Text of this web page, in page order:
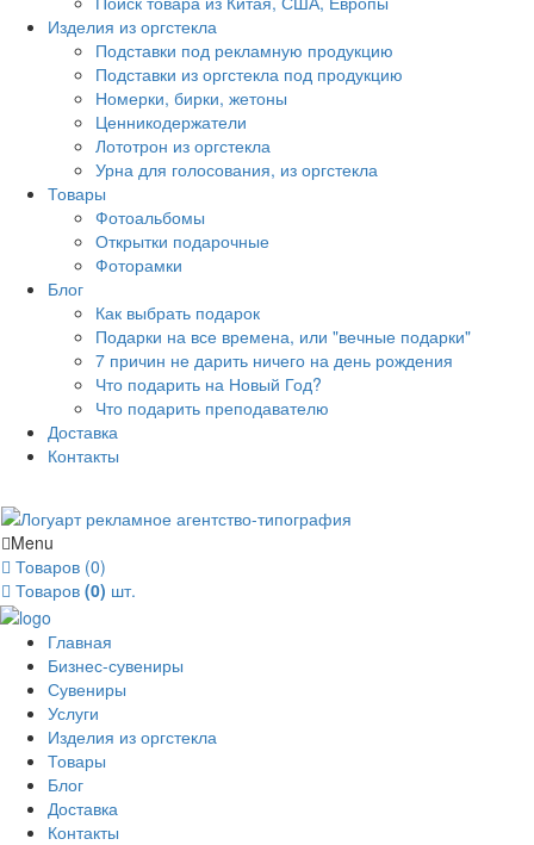
Изделия из оргстекла
Подставки под рекламную продукцию
Подставки из оргстекла под продукцию
Номерки, бирки, жетоны
Ценникодержатели
Лототрон из оргстекла
Урна для голосования, из оргстекла
Товары
Фотоальбомы
Открытки подарочные
Фоторамки
Блог
Как выбрать подарок
Подарки на все времена, или "вечные подарки"
7 причин не дарить ничего на день рождения
Что подарить на Новый Год?
Что подарить преподавателю
Доставка
Контакты
Menu
Товаров (0)
Товаров (0) шт.
Главная
Бизнес-сувениры
Сувениры
Услуги
Изделия из оргстекла
Товары
Блог
Доставка
Контакты